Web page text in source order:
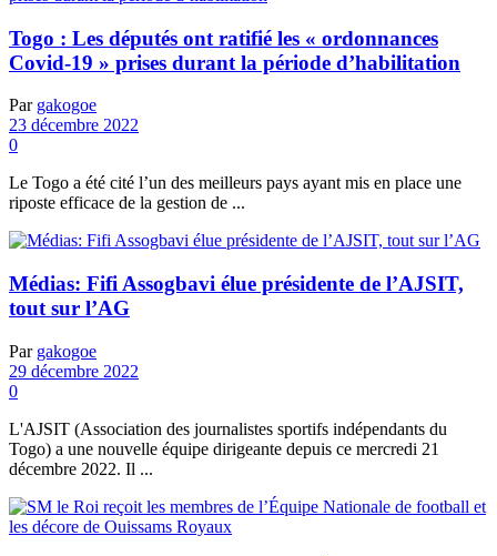
Togo : Les députés ont ratifié les « ordonnances
Covid-19 » prises durant la période d’habilitation
Par gakogoe
23 décembre 2022
0
Le Togo a été cité l’un des meilleurs pays ayant mis en place une
riposte efficace de la gestion de ...
Médias: Fifi Assogbavi élue présidente de l’AJSIT,
tout sur l’AG
Par gakogoe
29 décembre 2022
0
L'AJSIT (Association des journalistes sportifs indépendants du
Togo) a une nouvelle équipe dirigeante depuis ce mercredi 21
décembre 2022. Il ...